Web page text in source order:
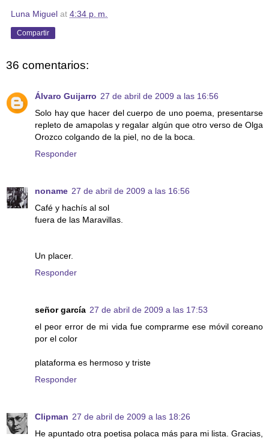
Luna Miguel at 4:34 p. m.
Compartir
36 comentarios:
Álvaro Guijarro 27 de abril de 2009 a las 16:56
Solo hay que hacer del cuerpo de uno poema, presentarse
repleto de amapolas y regalar algún que otro verso de Olga
Orozco colgando de la piel, no de la boca.
Responder
noname 27 de abril de 2009 a las 16:56
Café y hachís al sol
fuera de las Maravillas.
Un placer.
Responder
señor garcía 27 de abril de 2009 a las 17:53
el peor error de mi vida fue comprarme ese móvil coreano
por el color
plataforma es hermoso y triste
Responder
Clipman 27 de abril de 2009 a las 18:26
He apuntado otra poetisa polaca más para mi lista. Gracias,